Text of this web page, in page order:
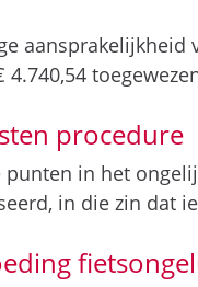
procedure
in het
in die zin dat